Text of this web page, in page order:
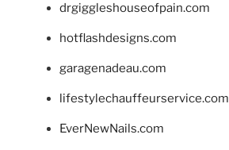
drgiggleshouseofpain.com
hotflashdesigns.com
garagenadeau.com
lifestylechauffeurservice.com
EverNewNails.com